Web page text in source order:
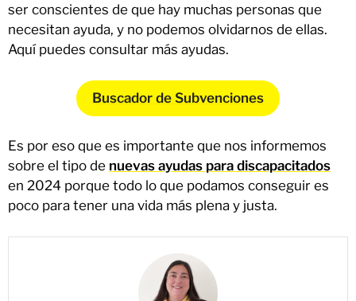
ser conscientes de que hay muchas personas que
necesitan ayuda, y no podemos olvidarnos de ellas.
Aquí puedes consultar más ayudas.
Buscador de Subvenciones
Es por eso que es importante que nos informemos
sobre el tipo de nuevas ayudas para discapacitados
en 2024 porque todo lo que podamos conseguir es
poco para tener una vida más plena y justa.